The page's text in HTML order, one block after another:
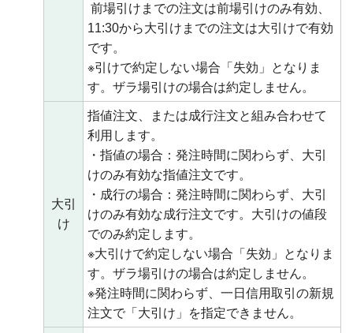
前場引けまでの注文は前場引けのみ有効、
11:30から大引けまでの注文は大引けで有効
です。
※引けで約定しない場合「失効」となりま
す。ザラ場引けの場合は約定しません。
大引
け
指値注文、または成行注文と組み合わせて
利用します。
・指値の場合：発注時間に関わらず、大引
けのみ有効な指値注文です。
・成行の場合：発注時間に関わらず、大引
けのみ有効な成行注文です。大引けの値段
でのみ約定します。
※大引けで約定しない場合「失効」となりま
す。ザラ場引けの場合は約定しません。
※発注時間に関わらず、一日信用取引の新規
注文で「大引け」を指定できません。